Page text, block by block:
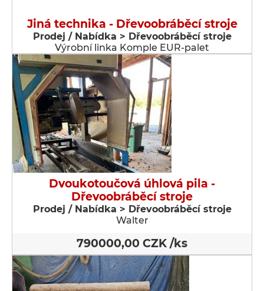
Jiná technika - Dřevoobráběcí stroje
Prodej / Nabídka > Dřevoobráběcí stroje
Výrobní linka Komple EUR-palet
Dvoukotoučová úhlová pila -
Dřevoobráběcí stroje
Prodej / Nabídka > Dřevoobráběcí stroje
Walter
790000,00 CZK /ks